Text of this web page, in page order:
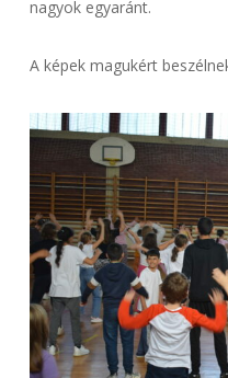
nagyok egyaránt.
A képek magukért